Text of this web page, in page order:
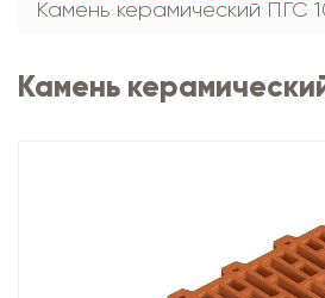
Камень керамический ПГС
Камень